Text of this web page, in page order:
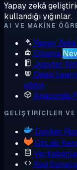
Yapay zekâ
kullandığı yığınlar.
AI VE MAKINE
Yapay
Ollama
Jupyter
Deep
eğitin
Anaconda
GELIŞTIRICILER VE
Docker
GitLab
Kod